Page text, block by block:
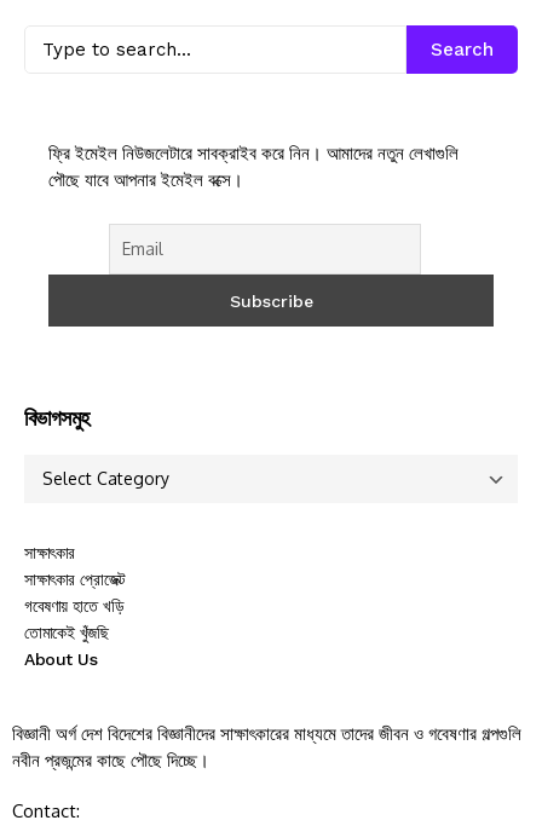
Search
ফ্রি ইমেইল নিউজলেটারে সাবক্রাইব করে নিন। আমাদের নতুন লেখাগুলি
পৌছে যাবে আপনার ইমেইল বক্সে।
বিভাগসমুহ
সাক্ষাৎকার
সাক্ষাৎকার প্রোজেক্ট
গবেষণায় হাতে খড়ি
তোমাকেই খুঁজছি
About Us
বিজ্ঞানী অর্গ দেশ বিদেশের বিজ্ঞানীদের সাক্ষাৎকারের মাধ্যমে তাদের জীবন ও গবেষণার গল্পগুলি
নবীন প্রজন্মের কাছে পৌছে দিচ্ছে।
Contact: